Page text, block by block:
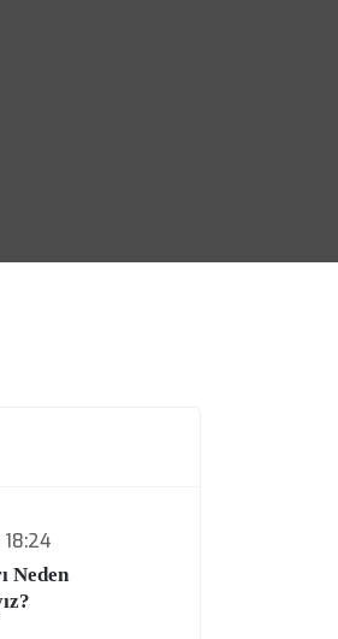
Neden